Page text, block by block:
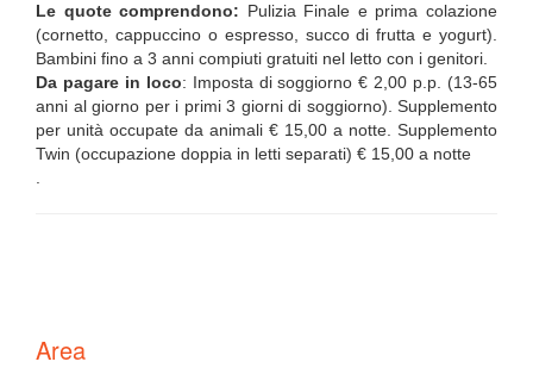
Le quote comprendono: Pulizia Finale e prima colazione
(cornetto, cappuccino o espresso, succo di frutta e yogurt).
Bambini fino a 3 anni compiuti gratuiti nel letto con i genitori.
Da pagare in loco: Imposta di soggiorno € 2,00 p.p. (13-65
anni al giorno per i primi 3 giorni di soggiorno). Supplemento
per unità occupate da animali € 15,00 a notte. Supplemento
Twin (occupazione doppia in letti separati) € 15,00 a notte
Area